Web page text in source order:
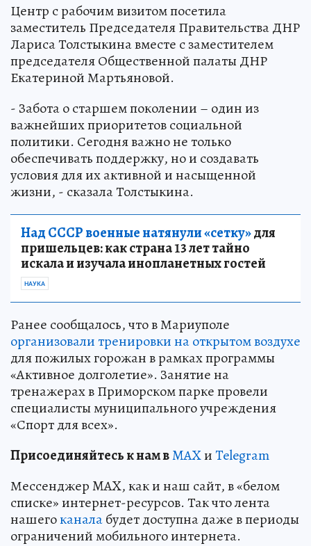
Центр с рабочим визитом посетила
заместитель Председателя Правительства ДНР
Лариса Толстыкина вместе с заместителем
председателя Общественной палаты ДНР
Екатериной Мартьяновой.
- Забота о старшем поколении – один из
важнейших приоритетов социальной
политики. Сегодня важно не только
обеспечивать поддержку, но и создавать
условия для их активной и насыщенной
жизни, - сказала Толстыкина.
Над СССР военные натянули «сетку»для
пришельцев: как страна 13 лет тайно
искала и изучала инопланетных гостей
НАУКА
Ранее сообщалось, что в Мариуполе
организовали тренировки на открытом воздухе
для пожилых горожан в рамках программы
«Активное долголетие». Занятие на
тренажерах в Приморском парке провели
специалисты муниципального учреждения
«Спорт для всех».
Присоединяйтесь к нам вMAXиTelegram
Мессенджер MAX, как и наш сайт, в «белом
списке» интернет-ресурсов. Так что лента
нашегоканалабудет доступна даже в периоды
ограничений мобильного интернета.